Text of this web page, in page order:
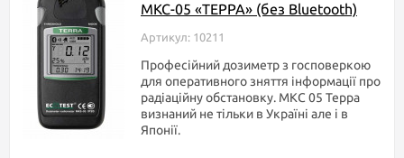
МКС-05 «ТЕРРА» (без Bluetooth)
Артикул: 10211
Професійний дозиметр з госповеркою
для оперативного зняття інформації про
радіаційну обстановку. МКС 05 Терра
визнаний не тільки в Україні але і в
Японії.